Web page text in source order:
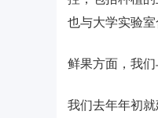
也与大学实验
鲜果方面，我
我们去年年初